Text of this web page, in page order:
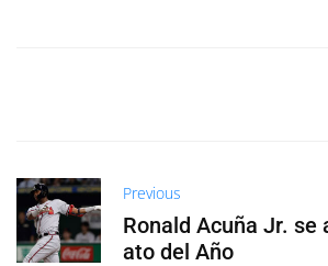
Previous
Ronald Acuña Jr. se
ato del Año